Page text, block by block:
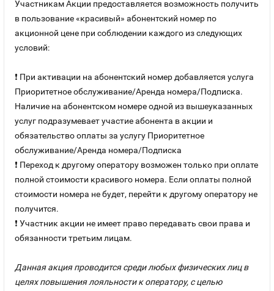
Участникам Акции предоставляется возможность получить
в пользование «красивый» абонентский номер по
акционной цене при соблюдении каждого из следующих
условий:
❗ При активации на абонентский номер добавляется услуга
Приоритетное обслуживание/Аренда номера/Подписка.
Наличие на абонентском номере одной из вышеуказанных
услуг подразумевает участие абонента в акции и
обязательство оплаты за услугу Приоритетное
обслуживание/Аренда номера/Подписка
❗ Переход к другому оператору возможен только при оплате
полной стоимости красивого номера. Если оплаты полной
стоимости номера не будет, перейти к другому оператору не
получится.
❗ Участник акции не имеет право передавать свои права и
обязанности третьим лицам.
Данная акция проводится среди любых физических лиц в
целях повышения лояльности к оператору, с целью